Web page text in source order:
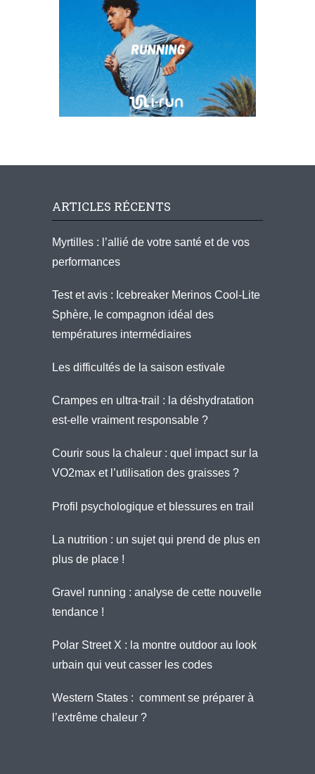
ARTICLES RÉCENTS
Myrtilles : l’allié de votre santé et de vos
performances
Test et avis : Icebreaker Merinos Cool-Lite
Sphère, le compagnon idéal des
températures intermédiaires
Les difficultés de la saison estivale
Crampes en ultra-trail : la déshydratation
est-elle vraiment responsable ?
Courir sous la chaleur : quel impact sur la
VO2max et l’utilisation des graisses ?
Profil psychologique et blessures en trail
La nutrition : un sujet qui prend de plus en
plus de place !
Gravel running : analyse de cette nouvelle
tendance !
Polar Street X : la montre outdoor au look
urbain qui veut casser les codes
Western States : comment se préparer à
l’extrême chaleur ?